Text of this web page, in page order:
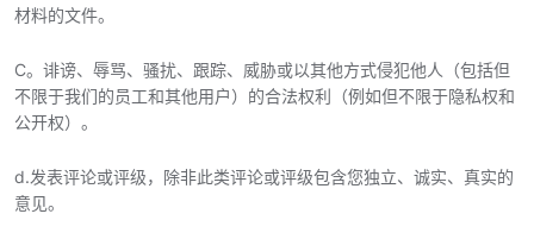
材料的文件。
C。诽谤、辱骂、骚扰、跟踪、威胁或以其他方式侵犯他人（包括但
不限于我们的员工和其他用户）的合法权利（例如但不限于隐私权和
公开权）。
d.发表评论或评级，除非此类评论或评级包含您独立、诚实、真实的
意见。